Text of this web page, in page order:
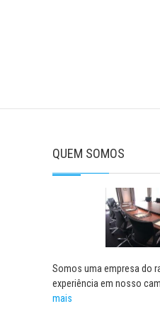
QUEM SOMOS
Somos uma empresa do
experiência em nosso
mais